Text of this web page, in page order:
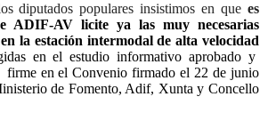
diputados populares insistimos en que es
ADIF-AV licite ya las muy necesarias
la estación intermodal de alta velocidad
en el estudio informativo aprobado y
firme en el Convenio firmado el 22 de junio
de Fomento, Adif, Xunta y Concello